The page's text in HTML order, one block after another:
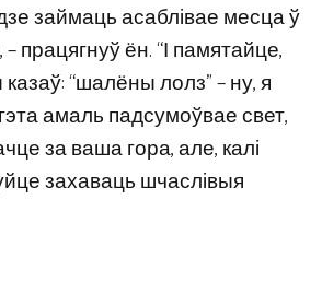
займаць асаблівае месца ў
працягнуў ён. “І памятайце,
“шалёны лолз” – ну, я
амаль падсумоўвае свет,
за ваша гора, але, калі
захаваць шчаслівыя